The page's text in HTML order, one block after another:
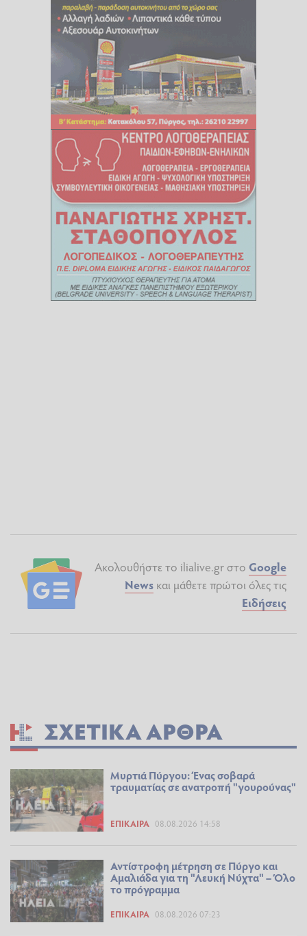
Ακολουθήστε το ilialive.gr στο Google
News και μάθετε πρώτοι όλες τις
Ειδήσεις
ΣΧΕΤΙΚΆ ΆΡΘΡΑ
Μυρτιά Πύργου: Ένας σοβαρά
τραυματίας σε ανατροπή "γουρούνας"
ΕΠΊΚΑΙΡΑ 08.08.2026 14:58
Αντίστροφη μέτρηση σε Πύργο και
Αμαλιάδα για τη "Λευκή Νύχτα" – Όλο
το πρόγραμμα
ΕΠΊΚΑΙΡΑ 08.08.2026 07:23